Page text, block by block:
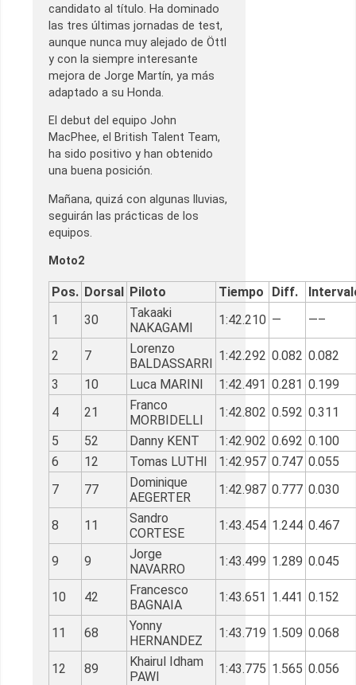
candidato al título. Ha dominado
las tres últimas jornadas de test,
aunque nunca muy alejado de Öttl
y con la siempre interesante
mejora de Jorge Martín, ya más
adaptado a su Honda.
El debut del equipo John
MacPhee, el British Talent Team,
ha sido positivo y han obtenido
una buena posición.
Mañana, quizá con algunas lluvias,
seguirán las prácticas de los
equipos.
Moto2
Pos. Dorsal Piloto Tiempo Diff.
1
30
Takaaki
NAKAGAMI
1:42.210 — —–
2 7
Lorenzo
BALDASSARRI
1:42.292 0.082 0.082
3
10 Luca MARINI 1:42.491 0.281 0.199
4
21
Franco
MORBIDELLI
1:42.802 0.592 0.311
5
52 Danny KENT 1:42.902 0.692 0.100
6
12 Tomas LUTHI 1:42.957 0.747 0.055
7
77
Dominique
AEGERTER
1:42.987 0.777 0.030
8 11
Sandro
CORTESE
1:43.454 1.244 0.467
9 9
Jorge
NAVARRO
1:43.499 1.289 0.045
10 42
Francesco
BAGNAIA
1:43.651 1.441 0.152
11 68
Yonny
HERNANDEZ
1:43.719 1.509 0.068
12 89
Khairul Idham
PAWI
1:43.775 1.565 0.056